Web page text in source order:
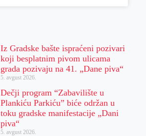
Iz Gradske bašte ispraćeni pozivari
koji besplatnim pivom ulicama
grada pozivaju na 41. „Dane piva“
5. avgust 2026.
Dečji program “Zabavilište u
Plankiću Parkiću” biće održan u
toku gradske manifestacije „Dani
piva“
5. avgust 2026.